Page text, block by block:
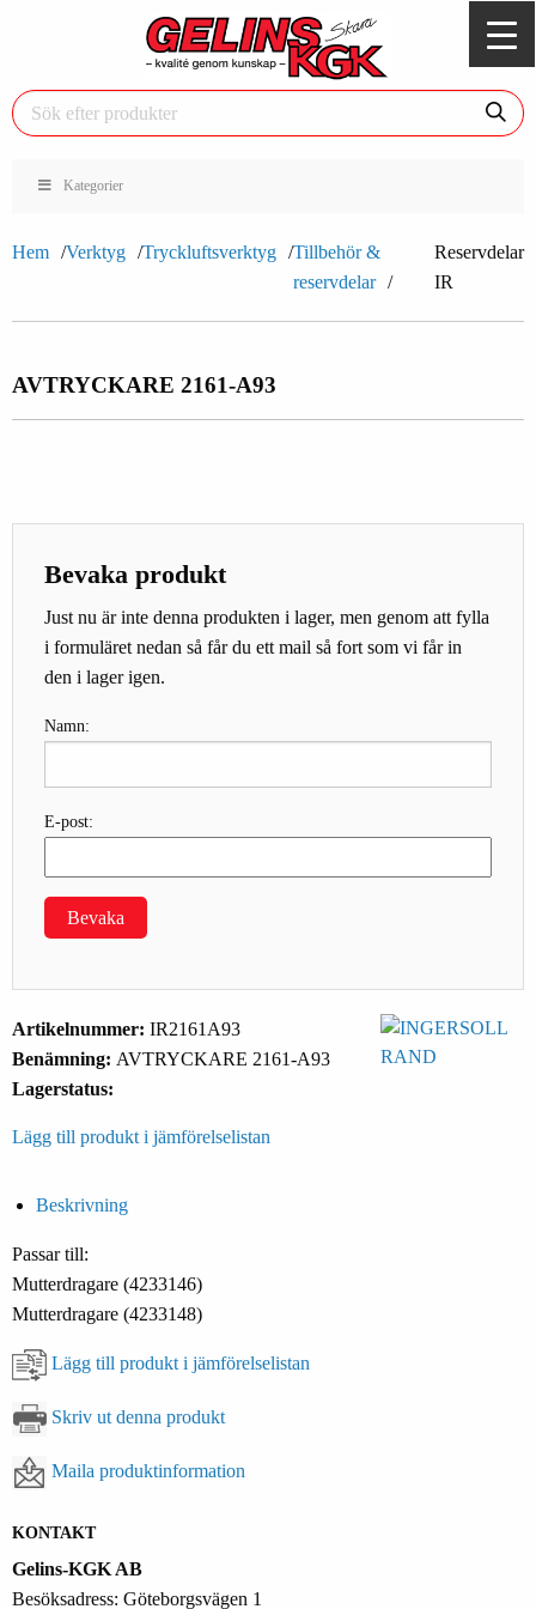
Kategorier
Hem Verktyg Tryckluftsverktyg
Tillbehör &
reservdelar
Reservdelar
IR
AVTRYCKARE 2161-A93
Bevaka produkt
Just nu är inte denna produkten i lager, men genom att fylla
i formuläret nedan så får du ett mail så fort som vi får in
den i lager igen.
Namn:
E-post:
Bevaka
Artikelnummer: IR2161A93
Benämning: AVTRYCKARE 2161-A93
Lagerstatus:
Lägg till produkt i jämförelselistan
Beskrivning
Passar till:
Mutterdragare (4233146)
Mutterdragare (4233148)
Lägg till produkt i jämförelselistan
Skriv ut denna produkt
Maila produktinformation
KONTAKT
Gelins-KGK AB
Besöksadress: Göteborgsvägen 1